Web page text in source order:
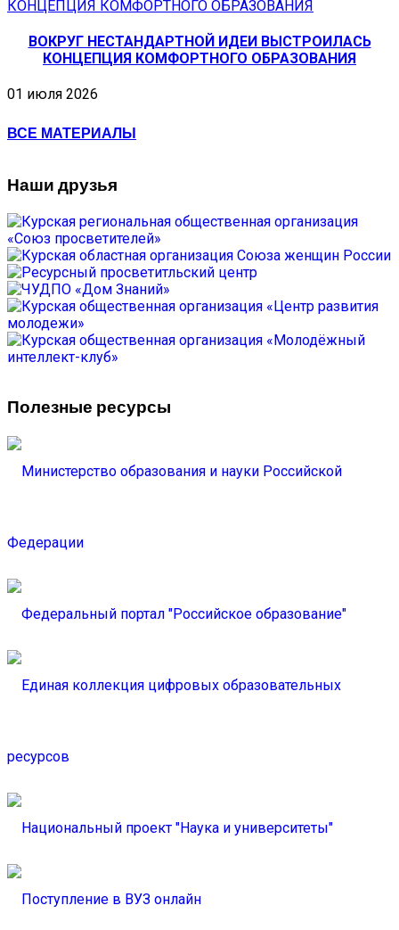
ВОКРУГ НЕСТАНДАРТНОЙ ИДЕИ ВЫСТРОИЛАСЬ
КОНЦЕПЦИЯ КОМФОРТНОГО ОБРАЗОВАНИЯ
01 июля 2026
ВСЕ МАТЕРИАЛЫ
Наши друзья
Полезные ресурсы